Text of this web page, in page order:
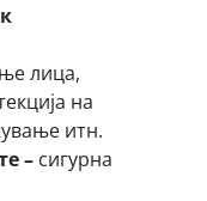
лица,
на
итн.
– сигурна